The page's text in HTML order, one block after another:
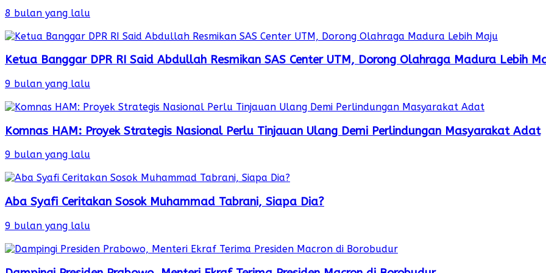
8 bulan yang lalu
Ketua Banggar DPR RI Said Abdullah Resmikan SAS Center UTM, Dorong Olahraga Madura Lebih
9 bulan yang lalu
Komnas HAM: Proyek Strategis Nasional Perlu Tinjauan Ulang Demi Perlindungan Masyarakat Adat
9 bulan yang lalu
Aba Syafi Ceritakan Sosok Muhammad Tabrani, Siapa Dia?
9 bulan yang lalu